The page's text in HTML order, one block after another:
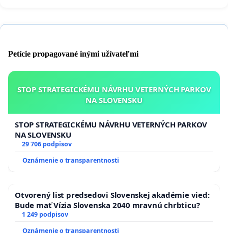
Petície propagované inými užívateľmi
STOP STRATEGICKÉMU NÁVRHU VETERNÝCH PARKOV
NA SLOVENSKU
STOP STRATEGICKÉMU NÁVRHU VETERNÝCH PARKOV
NA SLOVENSKU
29 706 podpisov
Oznámenie o transparentnosti
Otvorený list predsedovi Slovenskej akadémie vied:
Bude mať Vízia Slovenska 2040 mravnú chrbticu?
1 249 podpisov
Oznámenie o transparentnosti